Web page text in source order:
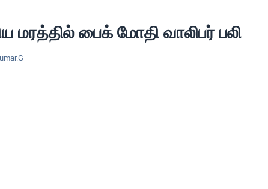
மரத்தில் பைக் மோதி வாலிபர் பலி